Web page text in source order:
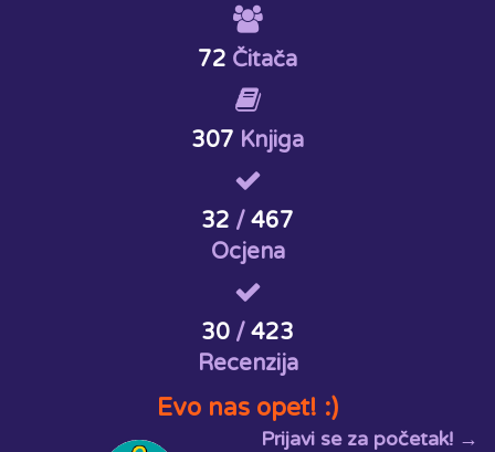
72 Čitača
307 Knjiga
32 / 467
Ocjena
30 / 423
Recenzija
Evo nas opet! :)
Prijavi se za početak! →